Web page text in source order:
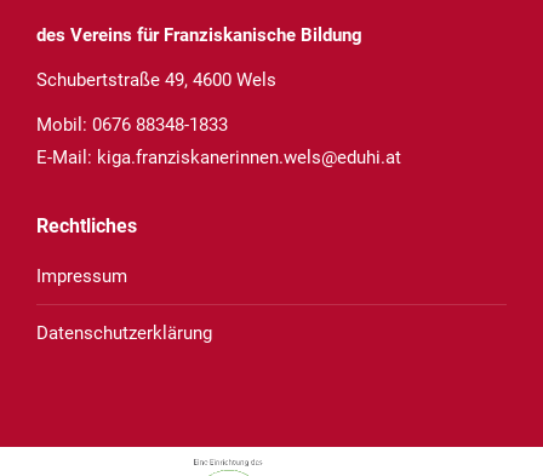
des Vereins für Franziskanische Bildung
Schubertstraße 49, 4600 Wels
Mobil: 0676 88348-1833
E-Mail: kiga.franziskanerinnen.wels@eduhi.at
Rechtliches
Impressum
Datenschutzerklärung